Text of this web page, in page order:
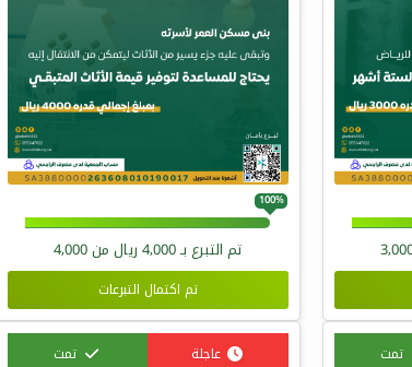
100%
تم التبرع بـ4,000ريال من4,000
تم اكتمال التبرعات
تمت عاجلة تمت